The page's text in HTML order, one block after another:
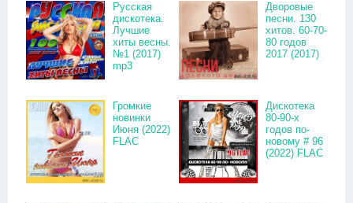
Русская
дискотека.
Лучшие
хиты весны.
№1 (2017)
mp3
Дворовые
песни. 130
хитов. 60-70-
80 годов
2017 (2017)
Громкие
новинки
Июня (2022)
FLAC
Дискотека
80-90-х
годов по-
новому # 96
(2022) FLAC